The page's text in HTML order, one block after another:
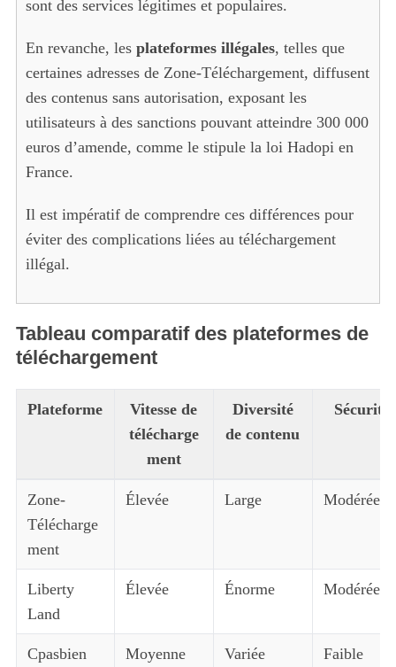
sont des services légitimes et populaires.
En revanche, les plateformes illégales, telles que
certaines adresses de Zone-Téléchargement, diffusent
des contenus sans autorisation, exposant les
utilisateurs à des sanctions pouvant atteindre 300 000
euros d’amende, comme le stipule la loi Hadopi en
France.
Il est impératif de comprendre ces différences pour
éviter des complications liées au téléchargement
illégal.
Tableau comparatif des plateformes de
téléchargement
Plateforme
Vitesse de
télécharge
ment
Diversité
de contenu
Sécurité
Zone-
Télécharge
ment
Élevée Large Modérée
Liberty
Land
Élevée Énorme Modérée
Cpasbien Moyenne Variée Faible